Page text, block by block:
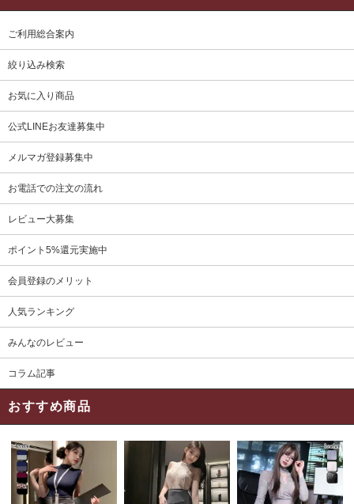
ご利用総合案内
絞り込み検索
お気に入り商品
公式LINEお友達募集中
メルマガ登録募集中
お電話での注文の流れ
レビュー大募集
ポイント5%還元実施中
会員登録のメリット
人気ランキング
みんなのレビュー
コラム記事
おすすめ商品